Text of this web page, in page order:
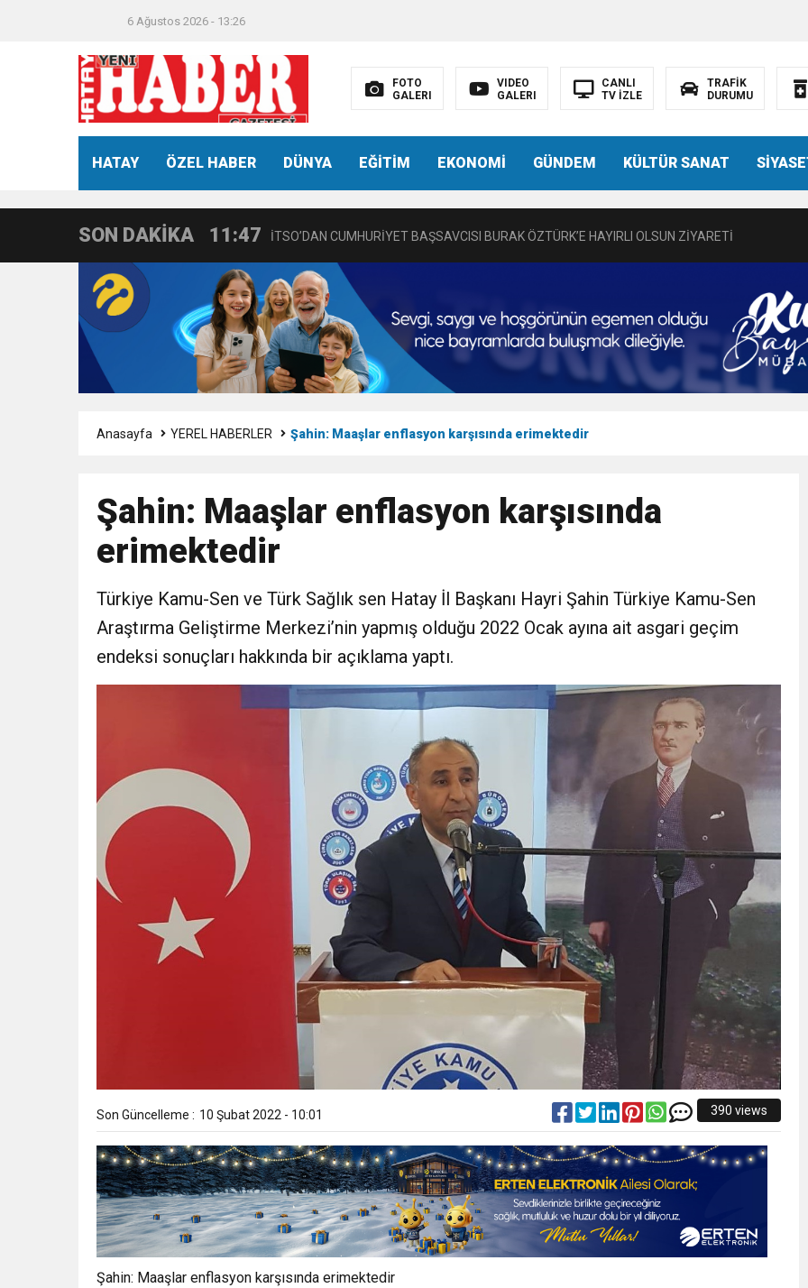
6 Ağustos 2026 - 13:26
FOTO
GALERI
VIDEO
GALERI
CANLI
TV İZLE
TRAFİK
DURUMU
HATAY ÖZEL HABER DÜNYA EĞİTİM EKONOMİ GÜNDEM KÜLTÜR SANAT
SON DAKİKA
21:40
11:47 İTSO’DAN CUMHURİYET BAŞSAVCISI BURAK ÖZTÜRK’E HAYIRLI OLSUN ZİYARETİ
18:55 İNCE’NİN CHP’DE KALMASININ PERDE ARKASI: GÖRÜNENDEN DAHA FAZLASI MI VAR?
11:57 IŞIL Eczanesi Görkemli Bir Törenle Hizmete Açıldı
21:40
6:19 HBB BAŞKANI ÖNTÜRK’ÜN CUMHURİYET BAYRAMI MESAJI
17:36 KURUMLAR VERGİSİ ERTELENDİ
21:40 CEYLANDERE’DE BAŞKAN EMRAH KARAÇAY’A SEVGİ SELİ
BAŞKAN SAMİ ÜSTÜN’DEN GÖNÜLLERE DOKUNAN ZİYARET
Anasayfa YEREL HABERLER Şahin: Maaşlar enflasyon karşısında erimektedir
Şahin: Maaşlar enflasyon karşısında
erimektedir
Türkiye Kamu-Sen ve Türk Sağlık sen Hatay İl Başkanı Hayri Şahin Türkiye Kamu-Sen
Araştırma Geliştirme Merkezi’nin yapmış olduğu 2022 Ocak ayına ait asgari geçim
endeksi sonuçları hakkında bir açıklama yaptı.
Son Güncelleme : 10 Şubat 2022 - 10:01 390 views
Şahin: Maaşlar enflasyon karşısında erimektedir